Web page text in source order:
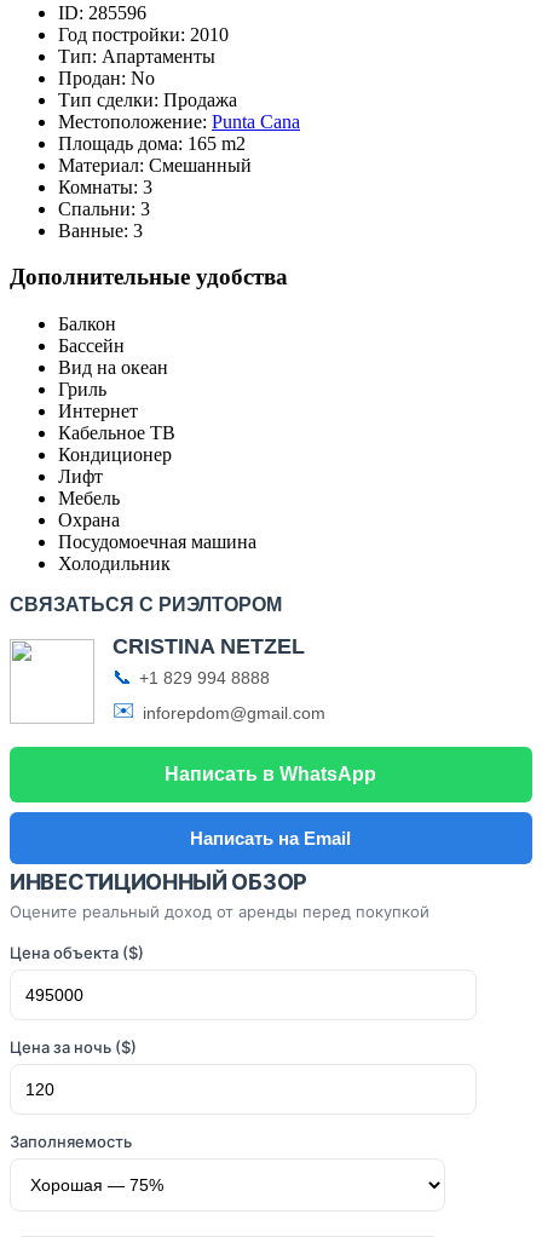
ID: 285596
Год постройки: 2010
Тип: Апартаменты
Продан: No
Тип сделки: Продажа
Местоположение: Punta Cana
Площадь дома: 165 m2
Материал: Смешанный
Комнаты: 3
Спальни: 3
Ванные: 3
Дополнительные удобства
Балкон
Бассейн
Вид на океан
Гриль
Интернет
Кабельное ТВ
Кондиционер
Лифт
Мебель
Охрана
Посудомоечная машина
Холодильник
СВЯЗАТЬСЯ С РИЭЛТОРОМ
CRISTINA NETZEL
📞 +1 829 994 8888
✉️ inforepdom@gmail.com
Написать в WhatsApp
Написать на Email
ИНВЕСТИЦИОННЫЙ ОБЗОР
Оцените реальный доход от аренды перед покупкой
Цена объекта ($)
Цена за ночь ($)
Заполняемость